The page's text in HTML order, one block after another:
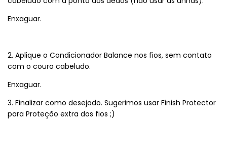
Enxaguar.
2. Aplique o Condicionador Balance nos fios, sem contato
com o couro cabeludo.
Enxaguar.
3. Finalizar como desejado. Sugerimos usar Finish Protector
para Proteção extra dos fios ;)